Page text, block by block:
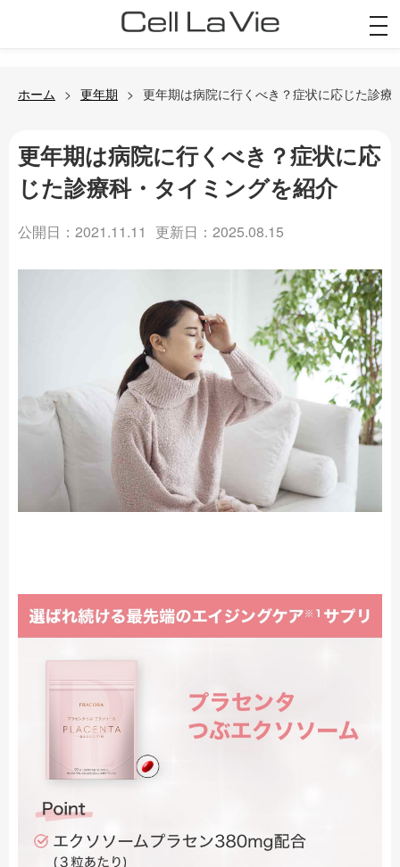
ホーム 更年期 更年期は病院に行くべき？症状に応じた診療
更年期は病院に行くべき？症状に応
じた診療科・タイミングを紹介
公開日：2021.11.11 更新日：2025.08.15